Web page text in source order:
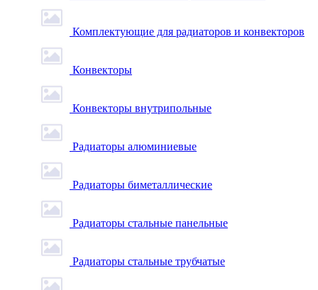
Комплектующие для радиаторов и конвекторов
Конвекторы
Конвекторы внутрипольные
Радиаторы алюминиевые
Радиаторы биметаллические
Радиаторы стальные панельные
Радиаторы стальные трубчатые